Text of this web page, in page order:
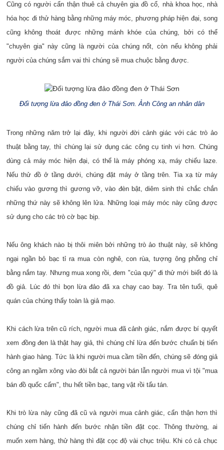
Cũng có người cẩn thận thuê cả chuyên gia đồ cổ, nhà khoa học, nhà
hóa học đi thử hàng bằng những máy móc, phương pháp hiện đại, song
cũng không thoát được những mánh khóe của chúng, bởi có thể
"chuyên gia" này cũng là người của chúng nốt, còn nếu không phải
người của chúng sắm vai thì chúng sẽ mua chuộc bằng được.
Đối tượng lừa đảo đồng đen ở Thái Sơn. Ảnh Công an nhân dân
Trong những năm trở lại đây, khi người đời cảnh giác với các trò ảo
thuật bằng tay, thì chúng lại sử dụng các công cụ tinh vi hơn. Chúng
dùng cả máy móc hiện đại, có thể là máy phóng xạ, máy chiếu laze.
Nếu thử đồ ở tầng dưới, chúng đặt máy ở tầng trên. Tia xạ từ máy
chiếu vào gương thì gương vỡ, vào đèn bật, diêm sinh thì chắc chắn
những thứ này sẽ không lên lửa. Những loại máy móc này cũng được
sử dụng cho các trò cờ bạc bịp.
Nếu ông khách nào bị thôi miên bởi những trò ảo thuật này, sẽ không
ngại ngần bỏ bạc tỉ ra mua còn nghê, con rùa, tượng ông phỗng chỉ
bằng nắm tay. Nhưng mua xong rồi, đem "của quý" đi thử mới biết đó là
đồ giả. Lúc đó thì bọn lừa đảo đã xa chạy cao bay. Tra tên tuổi, quê
quán của chúng thấy toàn là giả mạo.
Khi cách lừa trên cũ rích, người mua đã cảnh giác, nắm được bí quyết
xem đồng đen là thật hay giả, thì chúng chỉ lừa đến bước chuẩn bị tiến
hành giao hàng. Tức là khi người mua cầm tiền đến, chúng sẽ đóng giả
công an ngầm xông vào đòi bắt cả người bán lẫn người mua vì tội "mua
bán đồ quốc cấm", thu hết tiền bạc, tang vật rồi tẩu tán.
Khi trò lừa này cũng đã cũ và người mua cảnh giác, cẩn thận hơn thì
chúng chỉ tiến hành đến bước nhận tiền đặt cọc. Thông thường, ai
muốn xem hàng, thử hàng thì đặt cọc độ vài chục triệu. Khi có cả chục